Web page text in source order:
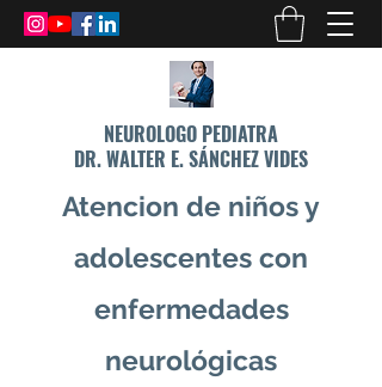
NEUROLOGO PEDIATRA
DR. WALTER E. SÁNCHEZ VIDES
Atencion de niños y
adolescentes con
enfermedades
neurológicas